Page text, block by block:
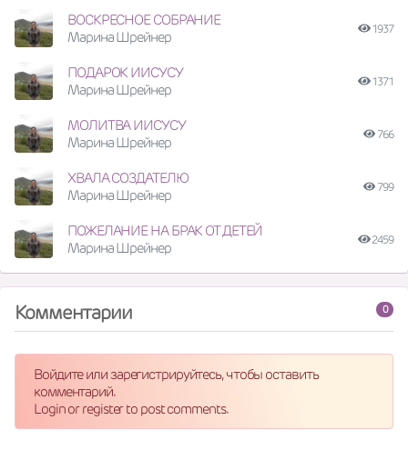
ВОСКРЕСНОЕ СОБРАНИЕ
Марина Шрейнер
1937
ПОДАРОК ИИСУСУ
Марина Шрейнер
1371
МОЛИТВА ИИСУСУ
Марина Шрейнер
766
ХВАЛА СОЗДАТЕЛЮ
Марина Шрейнер
799
ПОЖЕЛАНИЕ НА БРАК ОТ ДЕТЕЙ
Марина Шрейнер
2459
0
Комментарии
Войдите или зарегистрируйтесь, чтобы оставить
комментарий.
Login or register to post comments.